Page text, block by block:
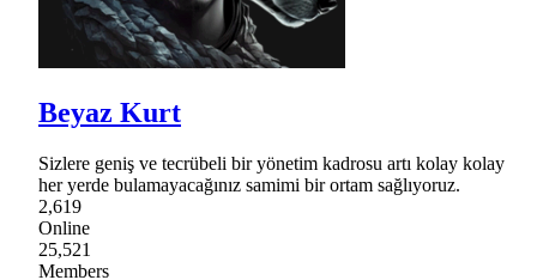
Beyaz Kurt
Sizlere geniş ve tecrübeli bir yönetim kadrosu artı kolay kolay
her yerde bulamayacağınız samimi bir ortam sağlıyoruz.
2,619
Online
25,521
Members